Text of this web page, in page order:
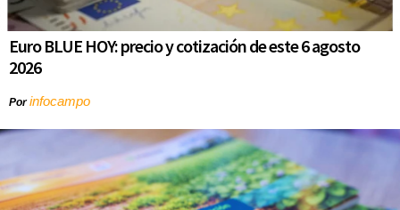
Euro BLUE HOY: precio y cotización de este 6 agosto
2026
Porinfocampo